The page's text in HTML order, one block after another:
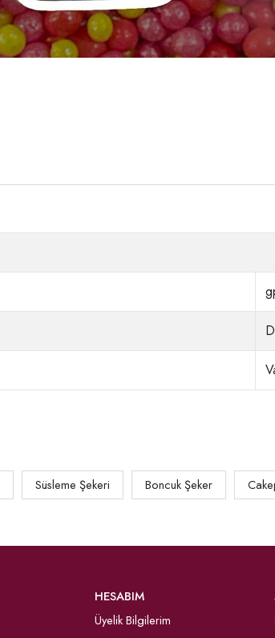
Süsleme Şekeri Boncuk Şeker
HESABIM
Üyelik Bilgilerim